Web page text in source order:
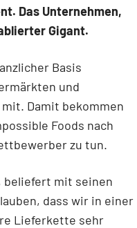
Das Unternehmen,
Gigant.
Basis
und
Damit bekommen
Foods nach
zu tun.
beliefert mit seinen
dass wir in einer
Lieferkette sehr